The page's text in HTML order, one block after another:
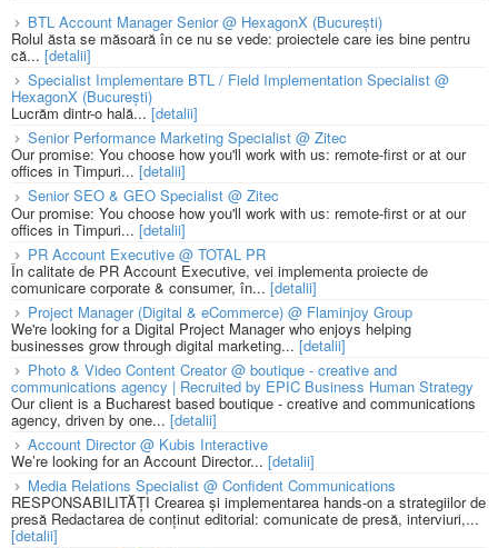
BTL Account Manager Senior @ HexagonX (București)
Rolul ăsta se măsoară în ce nu se vede: proiectele care ies bine pentru
că... [detalii]
Specialist Implementare BTL / Field Implementation Specialist @
HexagonX (București)
Lucrăm dintr-o hală... [detalii]
Senior Performance Marketing Specialist @ Zitec
Our promise: You choose how you'll work with us: remote-first or at our
offices in Timpuri... [detalii]
Senior SEO & GEO Specialist @ Zitec
Our promise: You choose how you'll work with us: remote-first or at our
offices in Timpuri... [detalii]
PR Account Executive @ TOTAL PR
În calitate de PR Account Executive, vei implementa proiecte de
comunicare corporate & consumer, în... [detalii]
Project Manager (Digital & eCommerce) @ Flaminjoy Group
We're looking for a Digital Project Manager who enjoys helping
businesses grow through digital marketing... [detalii]
Photo & Video Content Creator @ boutique - creative and
communications agency | Recruited by EPIC Business Human Strategy
Our client is a Bucharest based boutique - creative and communications
agency, driven by one... [detalii]
Account Director @ Kubis Interactive
We’re looking for an Account Director... [detalii]
Media Relations Specialist @ Confident Communications
RESPONSABILITĂȚI Crearea și implementarea hands-on a strategiilor de
presă Redactarea de conținut editorial: comunicate de presă, interviuri,...
[detalii]